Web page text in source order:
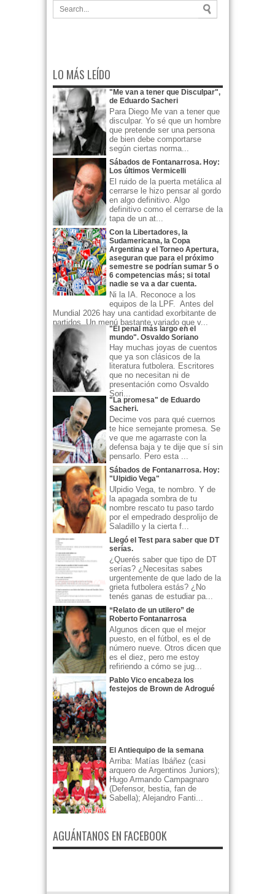
LO MÁS LEÍDO
"Me van a tener que Disculpar",
de Eduardo Sacheri
Para Diego Me van a tener que
disculpar. Yo sé que un hombre
que pretende ser una persona
de bien debe comportarse
según ciertas norma...
Sábados de Fontanarrosa. Hoy:
Los últimos Vermicelli
El ruido de la puerta metálica al
cerrarse le hizo pensar al gordo
en algo definitivo. Algo
definitivo como el cerrarse de la
tapa de un at...
Con la Libertadores, la
Sudamericana, la Copa
Argentina y el Torneo Apertura,
aseguran que para el próximo
semestre se podrían sumar 5 o
6 competencias más; si total
nadie se va a dar cuenta.
Ni la IA. Reconoce a los
equipos de la LPF. Antes del
Mundial 2026 hay una cantidad exorbitante de
partidos. Un menú bastante variado que v...
"El penal más largo en el
mundo". Osvaldo Soriano
Hay muchas joyas de cuentos
que ya son clásicos de la
literatura futbolera. Escritores
que no necesitan ni de
presentación como Osvaldo
Sori...
"La promesa" de Eduardo
Sacheri.
Decime vos para qué cuernos
te hice semejante promesa. Se
ve que me agarraste con la
defensa baja y te dije que sí sin
pensarlo. Pero esta ...
Sábados de Fontanarrosa. Hoy:
"Ulpidio Vega"
Ulpidio Vega, te nombro. Y de
la apagada sombra de tu
nombre rescato tu paso tardo
por el empedrado desprolijo de
Saladillo y la cierta f...
Llegó el Test para saber que DT
serías.
¿Querés saber que tipo de DT
serías? ¿Necesitas sabes
urgentemente de que lado de la
grieta futbolera estás? ¿No
tenés ganas de estudiar pa...
“Relato de un utilero” de
Roberto Fontanarrosa
Algunos dicen que el mejor
puesto, en el fútbol, es el de
número nueve. Otros dicen que
es el diez, pero me estoy
refiriendo a cómo se jug...
Pablo Vico encabeza los
festejos de Brown de Adrogué
El Antiequipo de la semana
Arriba: Matías Ibáñez (casi
arquero de Argentinos Juniors);
Hugo Armando Campagnaro
(Defensor, bestia, fan de
Sabella); Alejandro Fanti...
AGUÁNTANOS EN FACEBOOK